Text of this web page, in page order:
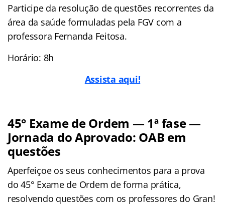
Participe da resolução de questões recorrentes da
área da saúde formuladas pela FGV com a
professora Fernanda Feitosa.
Horário: 8h
Assista aqui!
45° Exame de Ordem — 1ª fase —
Jornada do Aprovado: OAB em
questões
Aperfeiçoe os seus conhecimentos para a prova
do 45° Exame de Ordem de forma prática,
resolvendo questões com os professores do Gran!